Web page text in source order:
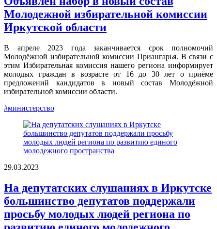
Молодежной избирательной комиссии
Иркутской области
В апреле 2023 года заканчивается срок полномочий
Молодёжной избирательной комиссии Приангарья. В связи с
этим Избирательная комиссия нашего региона информирует
молодых граждан в возрасте от 16 до 30 лет о приёме
предложений кандидатов в новый состав Молодёжной
избирательной комиссии области.
#министерство
29.03.2023
На депутатских слушаниях в Иркутске
большинство депутатов поддержали
просьбу молодых людей региона по